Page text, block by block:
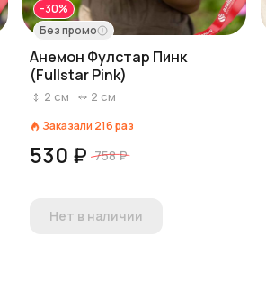
-30%
Без промо
Анемон Фулстар Пинк
(Fullstar Pink)
2 см 2 см
Заказали 216раз
530 ₽ 758 ₽
Нет в наличии